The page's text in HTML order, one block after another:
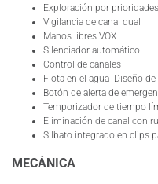
Exploración por prioridades
Vigilancia de canal dual
Manos libres VOX
Silenciador automático
Control de canales
Flota en el agua -Diseño
Botón de alerta de
Temporizador de tiempo
Eliminación de canal con
Silbato integrado en clips
MECÁNICA